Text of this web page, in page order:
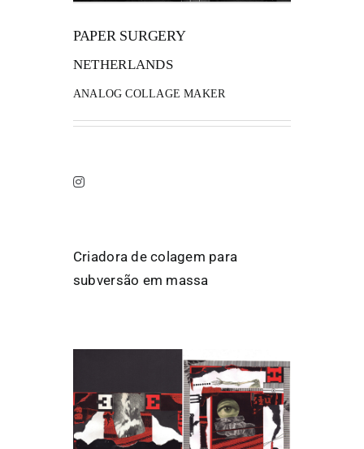
FANZINETECA.PTPAPER SURGERY
NETHERLANDS
ANALOG COLLAGE MAKER
Criadora de colagem para
subversão em massa